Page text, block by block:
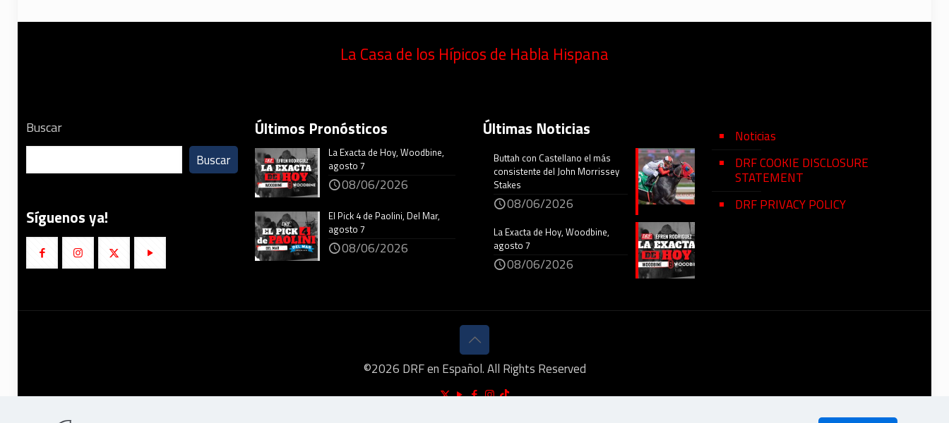
La Casa de los Hípicos de Habla Hispana
Buscar
Buscar
Síguenos ya!
Últimos Pronósticos
La Exacta de Hoy, Woodbine,
agosto 7
08/06/2026
El Pick 4 de Paolini, Del Mar,
agosto 7
08/06/2026
Últimas Noticias
Buttah con Castellano el más
consistente del John Morrissey
Stakes
08/06/2026
La Exacta de Hoy, Woodbine,
agosto 7
08/06/2026
Noticias
DRF COOKIE DISCLOSURE
STATEMENT
DRF PRIVACY POLICY
©2026 DRF en Español. All Rights Reserved